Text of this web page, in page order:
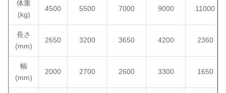
体重
(kg)
4500 5500 7000 9000 11000
長さ
(mm)
2650 3200 3650 4200 2360
幅
(mm)
2000 2700 2600 3300 1650